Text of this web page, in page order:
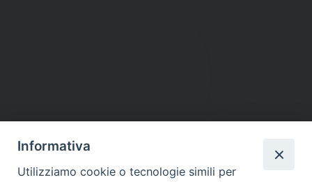
DIOCESI SUBURBICARIA DI ALBANO
Informativa
Utilizziamo cookie o tecnologie simili per